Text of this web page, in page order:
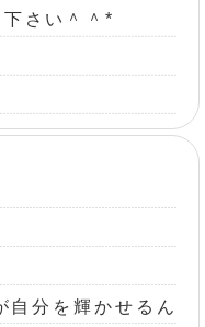
さい＾＾*
自分を輝かせるん